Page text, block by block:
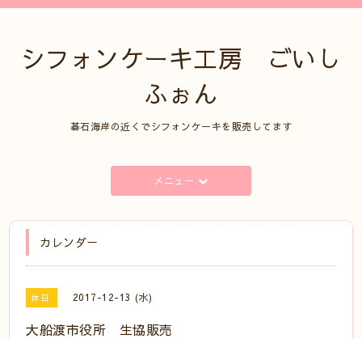
シフォンケーキ工房 ごいし
ふぉん
碁石海岸の近くでシフォンケーキを販売してます
メニュー
カレンダー
休日 2017-12-13 (水)
大船渡市役所 生協販売